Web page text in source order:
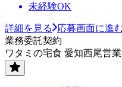
未経験OK
詳細を見る
応募画面に進
業務委託契約
ワタミの宅食 愛知西尾営